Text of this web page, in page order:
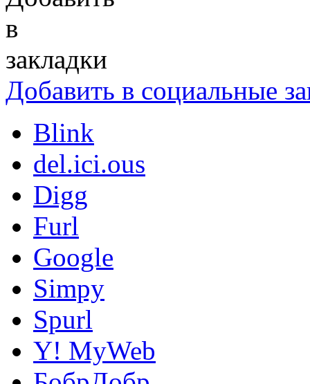
Добавить в социальные
Blink
del.ici.ous
Digg
Furl
Google
Simpy
Spurl
Y! MyWeb